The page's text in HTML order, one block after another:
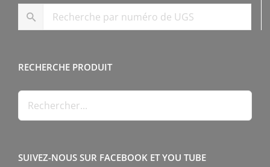
RECHERCHE PRODUIT
SUIVEZ-NOUS SUR FACEBOOK ET YOU TUBE